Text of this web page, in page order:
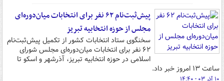
پیش‌ثبت‌نام ۶۲ نفر برای انتخابات میان‌دوره‌ای
مجلس از حوزه انتخابیه تبریز
سخنگوی ستاد انتخابات کشور از تکمیل پیش‌ثبت‌نام
۶۲ نفر برای انتخابات میان‌دوره‌ای مجلس شورای
اسلامی در حوزه انتخابیه تبریز، آذرشهر و اسکو تا
ساعت ۱۳ امروز خبر داد.
۱۰ آذر ۰۳ - ۱۴:۴۰